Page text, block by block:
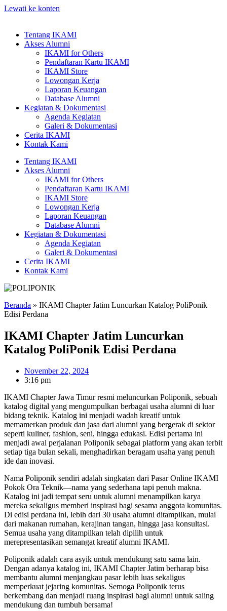
Lewati ke konten
Tentang IKAMI
Akses Alumni
IKAMI for Others
Pendaftaran Kartu IKAMI
IKAMI Store
Lowongan Kerja
Laporan Keuangan
Database Alumni
Kegiatan & Dokumentasi
Agenda Kegiatan
Galeri & Dokumentasi
Cerita IKAMI
Kontak Kami
Tentang IKAMI
Akses Alumni
IKAMI for Others
Pendaftaran Kartu IKAMI
IKAMI Store
Lowongan Kerja
Laporan Keuangan
Database Alumni
Kegiatan & Dokumentasi
Agenda Kegiatan
Galeri & Dokumentasi
Cerita IKAMI
Kontak Kami
Beranda » IKAMI Chapter Jatim Luncurkan Katalog PoliPonik
Edisi Perdana
IKAMI Chapter Jatim Luncurkan
Katalog PoliPonik Edisi Perdana
November 22, 2024
3:16 pm
IKAMI Chapter Jawa Timur resmi meluncurkan Poliponik, sebuah
katalog digital yang mengumpulkan berbagai usaha alumni di luar
bidang teknik. Katalog ini menjadi wadah kreatif untuk
memamerkan produk dan jasa dari alumni yang bergerak di sektor
seperti kuliner, fashion, seni, hingga edukasi. Edisi pertama ini
menjadi awal perjalanan Poliponik sebagai platform yang akan terbit
setiap tiga bulan sekali, menghadirkan beragam usaha yang penuh
ide dan inovasi.
Nama Poliponik sendiri adalah singkatan dari Pasar Online IKAMI
Pokok Ora Teknik—nama yang sederhana tapi penuh makna.
Katalog ini jadi tempat seru untuk alumni menampilkan karya
mereka sekaligus memberi inspirasi bagi sesama anggota komunitas.
Di edisi perdana ini, lebih dari 30 usaha alumni ditampilkan, mulai
dari makanan rumahan, kerajinan tangan, hingga jasa konsultasi.
Semua usaha yang ditampilkan telah dipilih untuk
merepresentasikan semangat kreatif alumni IKAMI.
Poliponik adalah cara asyik untuk mendukung satu sama lain.
Dengan adanya katalog ini, IKAMI Chapter Jatim berharap bisa
membantu alumni menjangkau pasar lebih luas sekaligus
memperkuat jejaring komunitas. Semoga Poliponik terus
berkembang dan menjadi ruang inspirasi bagi alumni untuk saling
mendukung dan tumbuh bersama!